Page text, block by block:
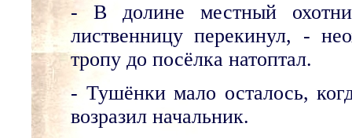
- В долине местный
лиственницу перекинул, -
тропу до посёлка натоптал.
- Тушёнки мало осталось,
возразил начальник.